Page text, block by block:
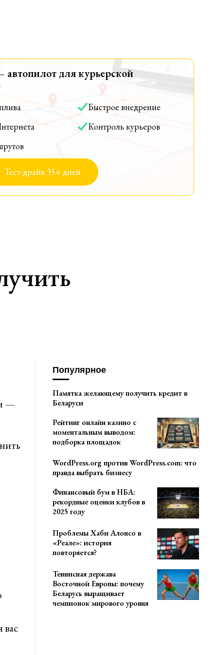
для курьерской
Быстрое внедрение
Контроль курьеров
Тест-драйв 35+ дней
—
Популярное
Памятка желающему получить кредит в
Беларуси
Рейтинг онлайн казино с
моментальным выводом:
подборка площадок
WordPress.org против WordPress.com: что
правда выбрать бизнесу
Финансовый бум в НБА:
рекордные оценки клубов в
2025 году
Проблемы Хаби Алонсо в
«Реале»: история
повторяется?
Теннисная держава
Восточной Европы: почему
Беларусь выращивает
чемпионок мирового уровня